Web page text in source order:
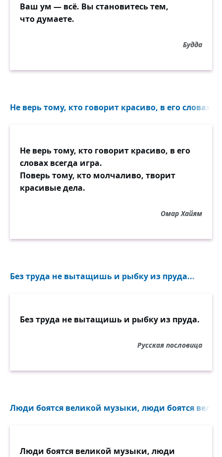
Ваш ум — всё. Вы становитесь тем,
что думаете.
Будда
Не верь тому, кто говорит красиво, в его словах
Не верь тому, кто говорит красиво, в его
словах всегда игра.
Поверь тому, кто молчаливо, творит
красивые дела.
Омар Хайям
Без труда не вытащишь и рыбку из пруда...
Без труда не вытащишь и рыбку из пруда.
Русская пословица
Люди боятся великой музыки, люди боятся
Люди боятся великой музыки, люди